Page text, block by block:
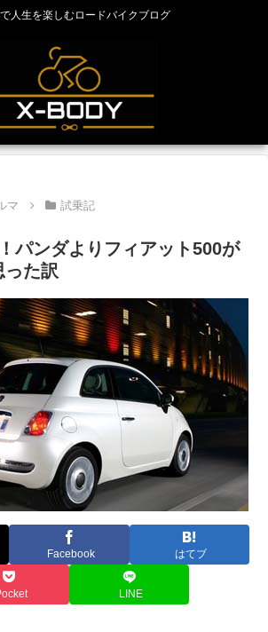
人生を楽しむロードバイクブログ
マ 試乗記
パンダよりフィアット500が
った訳
Facebook はてブ
LINE